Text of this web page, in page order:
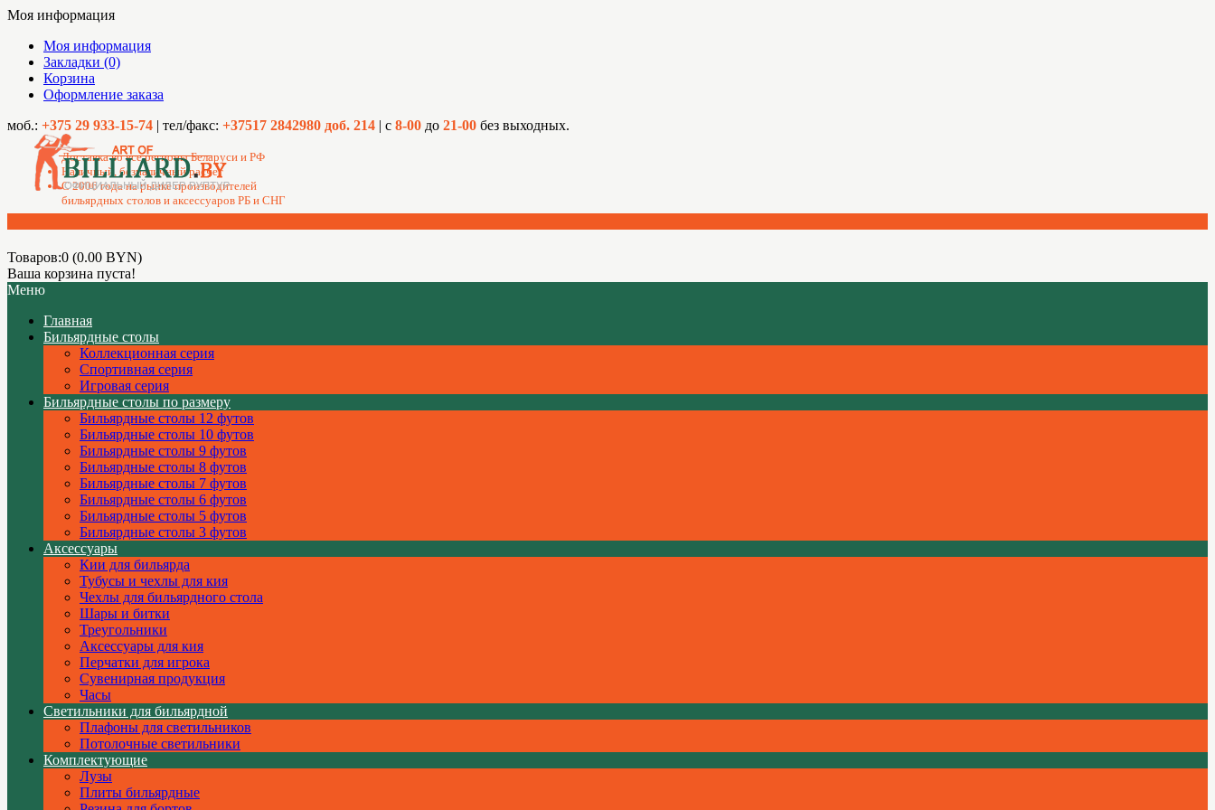
Моя информация
Моя информация
Закладки (0)
Корзина
Оформление заказа
моб.: +375 29 933-15-74 | тел/факс: +37517 2842980 доб. 214 | с 8-00 до 21-00 без выходных.
Доставка во все регионы Беларуси и РФ
Наличный, безналичный расчет
C 2006 года на рынке производителей
бильярдных столов и аксессуаров РБ и СНГ
Товаров:0 (0.00 BYN)
Ваша корзина пуста!
Меню
Главная
Бильярдные столы
Коллекционная серия
Спортивная серия
Игровая серия
Бильярдные столы по размеру
Бильярдные столы 12 футов
Бильярдные столы 10 футов
Бильярдные столы 9 футов
Бильярдные столы 8 футов
Бильярдные столы 7 футов
Бильярдные столы 6 футов
Бильярдные столы 5 футов
Бильярдные столы 3 футов
Аксессуары
Кии для бильярда
Тубусы и чехлы для кия
Чехлы для бильярдного стола
Шары и битки
Треугольники
Аксессуары для кия
Перчатки для игрока
Сувенирная продукция
Часы
Светильники для бильярдной
Плафоны для светильников
Потолочные светильники
Комплектующие
Лузы
Плиты бильярдные